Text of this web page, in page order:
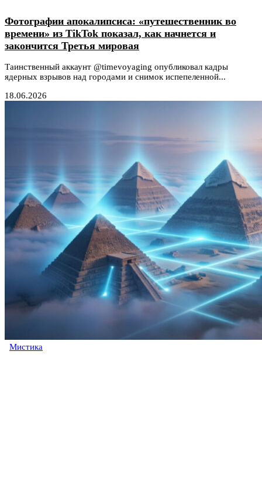
Фотографии апокалипсиса: «путешественник во
времени» из TikTok показал, как начнется и
закончится Третья мировая
Таинственный аккаунт @timevoyaging опубликовал кадры
ядерных взрывов над городами и снимок испепеленной...
18.06.2026
Мистика